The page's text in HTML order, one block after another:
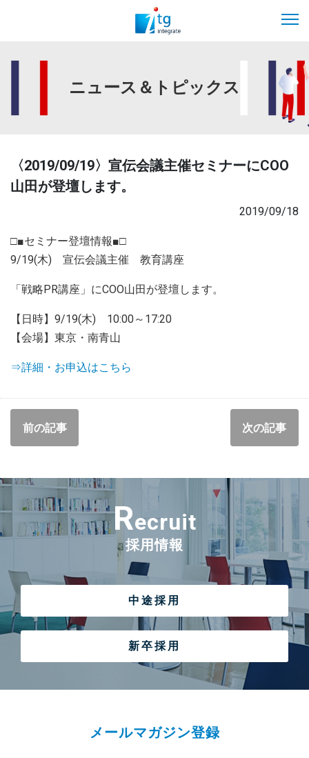
ニュース＆トピックス
〈2019/09/19〉宣伝会議主催セミナーにCOO
山田が登壇します。
2019/09/18
□■セミナー登壇情報■□
9/19(木) 宣伝会議主催 教育講座
「戦略PR講座」にCOO山田が登壇します。
【日時】9/19(木) 10:00～17:20
【会場】東京・南青山
⇒詳細・お申込はこちら
前の記事 次の記事
Recruit
採用情報
中途採用
新卒採用
メールマガジン登録